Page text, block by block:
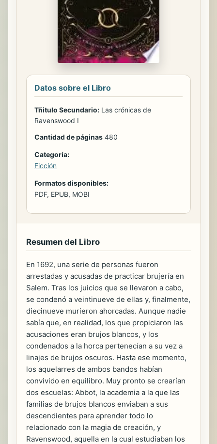
Datos sobre el Libro
Tñitulo Secundario: Las crónicas de
Ravenswood I
Cantidad de páginas 480
Categoría:
Ficción
Formatos disponibles:
PDF, EPUB, MOBI
Resumen del Libro
En 1692, una serie de personas fueron
arrestadas y acusadas de practicar brujería en
Salem. Tras los juicios que se llevaron a cabo,
se condenó a veintinueve de ellas y, finalmente,
diecinueve murieron ahorcadas. Aunque nadie
sabía que, en realidad, los que propiciaron las
acusaciones eran brujos blancos, y los
condenados a la horca pertenecían a su vez a
linajes de brujos oscuros. Hasta ese momento,
los aquelarres de ambos bandos habían
convivido en equilibro. Muy pronto se crearían
dos escuelas: Abbot, la academia a la que las
familias de brujos blancos enviaban a sus
descendientes para aprender todo lo
relacionado con la magia de creación, y
Ravenswood, aquella en la cual estudiaban los